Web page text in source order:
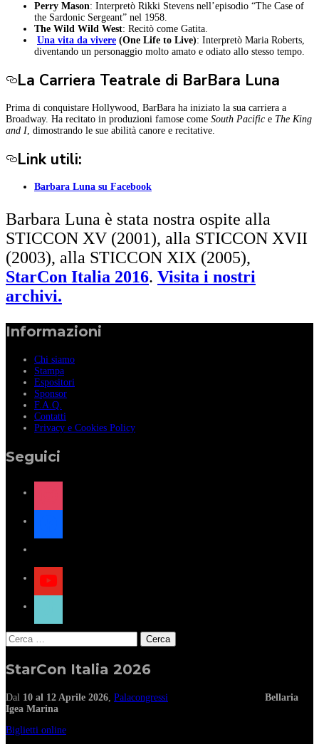
Perry Mason: Interpretò Rikki Stevens nell’episodio “The Case of
the Sardonic Sergeant” nel 1958.
The Wild Wild West: Recitò come Gatita.
Una vita da vivere (One Life to Live): Interpretò Maria Roberts,
diventando un personaggio molto amato e odiato allo stesso tempo.
La Carriera Teatrale di BarBara Luna
Prima di conquistare Hollywood, BarBara ha iniziato la sua carriera a
Broadway. Ha recitato in produzioni famose come South Pacific e The King
and I, dimostrando le sue abilità canore e recitative.
Link utili:
Barbara Luna su Facebook
Barbara Luna è stata nostra ospite alla
STICCON XV (2001), alla STICCON XVII
(2003), alla STICCON XIX (2005),
StarCon Italia 2016. Visita i nostri
archivi.
Informazioni
Chi siamo
Stampa
Espositori
Sponsor
F.A.Q.
Contatti
Privacy e Cookies Policy
Seguici
instagram
facebook
x
youtube
tiktok
Ricerca
per:
StarCon Italia 2026
Dal 10 al 12 Aprile 2026, Palacongressi
Bellaria
Igea Marina
Biglietti online